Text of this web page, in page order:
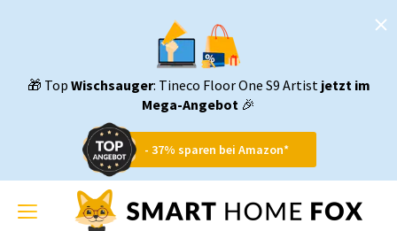
🎁 Top Wischsauger: Tineco Floor One S9 Artist jetzt im
Mega-Angebot 🎉
- 37% sparen bei Amazon*
Toggle
navigation